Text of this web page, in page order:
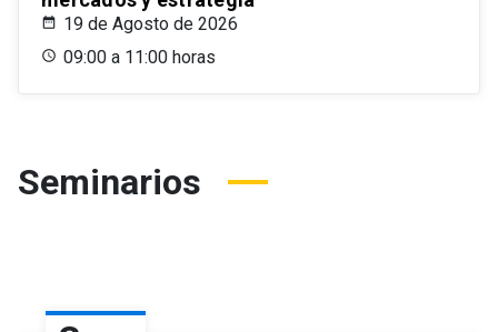
19 de Agosto de 2026
09:00 a 11:00 horas
Seminarios